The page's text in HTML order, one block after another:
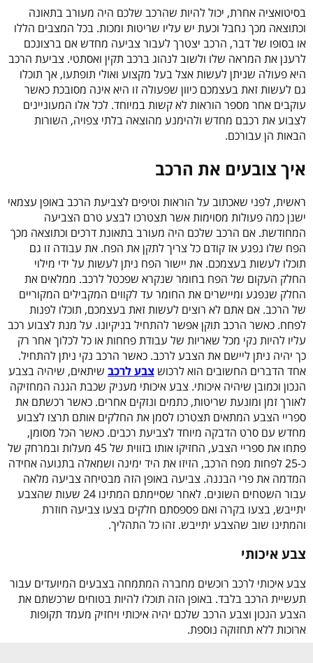
בסיטואציה אחרת, יכול להיות שהרכב שלכם היה מעורב בתאונה
וכתוצאה מכך נחבל וכעת יש עליו שריטות ומכות. בכל המצבים הללו
או בסופו של דבר, הרכב יצטרך לעבור צביעה מחדש אם ברצונכם
לרענן את המראה שלו ולשוב לנהוג ברכב תקין ואסתטי. צביעת הרכב
היא פעולה שניתן לעשות אצל בעל מקצוע ואולי תופתעו, אך תוכלו
גם לעשות זאת בעצמכם כיוון שפעולה זו היא אינה מסובכת כאשר
עוקבים אחר מספר הוראות לא קשות במיוחד. לכל אלו המעוניינים
לצבוע את רכבם מחדש ולהימנע מהוצאה בלתי צפויה, השורות
הבאות הן עבורכם.
איך צובעים את הרכב
ראשית, לפני שאכתוב על הוראות וטיפים לצביעת הרכב באופן עצמאי
ישנן כמה פעולות מסוימות אשר תצטרכו לבצע טרם הצביעה
המחודשת. אם הרכב שלכם היה מעורב בתאונת דרכים וכתוצאה מכך
הפח שלו נפגע אז קודם כל צריך לתקן את הפח. את עבודה זו גם
תוכלו לעשות בעצמכם. את יישור הפח ניתן לעשות על ידי מילוי
החלק העקום של הפח בחומר שנקרא שפכטל לרכב. ממלאים את
החלק שנפגע ומיישרים את החומר עד לקווים המקבילים המקוריים
של הרכב. אם אתם לא רוצים לעשות זאת בעצמכם, תוכלו לפנות
לפחח. כאשר הרכב תוקן אפשר להתחיל בניקיונו. על מנת לצבוע רכב
עליו להיות נקי מכל שאריות של עבודת פחחות או כל לכלוך אחר רק
כך יהיה ניתן ליישם את הצבע לרכב. כאשר הרכב נקי ניתן להתחיל.
אחד הדברים החשובים הוא לרכושצבע לרכב שיתאים, שיהיה בצבע
הנכון וכמובן שיהיה איכותי. צבע איכותי מעניק שכבת הגנה המחזיקה
לאורך זמן ומונעת שריטות, כתמים ונזקים אחרים. כאשר רכשתם את
ספריי הצבע המתאים תצטרכו לסמן את החלקים אותם תרצו לצבוע
מחדש עם סרט הדבקה מיוחד לצביעת רכבים. כאשר הכל מסומן,
פתחו את ספריי הצבע, החזיקו אותו בזווית של 45 מעלות ובמרחק של
כ-25 לפחות מפח הרכב, הזיזו את היד ימינה ושמאלה בתנועה אחידה
המדמה את פרי הבננה. צביעה באופן הזה מבטיחה צביעה מלאה
עבור השטחים השונים. לאחר שסיימתם המתינו 24 שעות שהצבע
יתייבש, בצעו בקרה ואם פספסתם חלקים בצעו צביעה חוזרת
והמתינו שוב שהצבע יתייבש. זהו כל התהליך.
צבע איכותי
צבע איכותי לרכב רוכשים מחברה המתמחה בצבעים המיועדים עבור
תעשיית הרכב בלבד. באופן הזה תוכלו להיות בטוחים שרכשתם את
הצבע הנכון וצבע הרכב שלכם יהיה איכותי ויחזיק מעמד תקופות
ארוכות ללא תחזוקה נוספת.